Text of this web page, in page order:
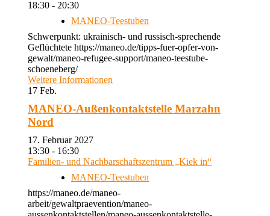
18:30 - 20:30
MANEO-Teestuben
Schwerpunkt: ukrainisch- und russisch-sprechende
Geflüchtete https://maneo.de/tipps-fuer-opfer-von-
gewalt/maneo-refugee-support/maneo-teestube-
schoeneberg/
Weitere Informationen
17 Feb.
MANEO-Außenkontaktstelle Marzahn
Nord
17. Februar 2027
13:30 - 16:30
Familien- und Nachbarschaftszentrum „Kiek in“
MANEO-Teestuben
https://maneo.de/maneo-
arbeit/gewaltpraevention/maneo-